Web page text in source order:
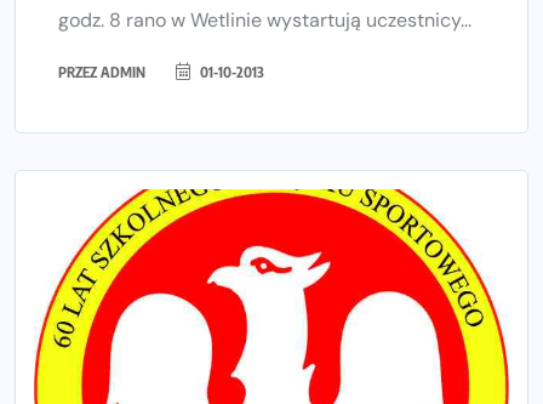
godz. 8 rano w Wetlinie wystartują uczestnicy...
PRZEZ ADMIN 01-10-2013